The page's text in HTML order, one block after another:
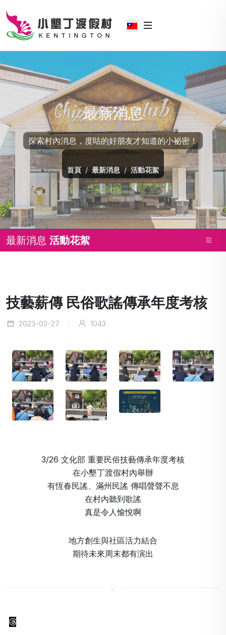
最新消息
探索村內消息，度咕的好朋友才知道的小祕密！
首頁 最新消息 活動花絮
最新消息 活動花絮
技藝薪傳 民俗歌謠傳承年度考核
2023-03-27 1043
3/26 文化部 重要民俗技藝傳承年度考核
在小墾丁渡假村內舉辦
有恆春民謠、滿州民謠 傳唱聲聲不息
在村內聽到歌謠
真是令人愉悅啊
地方創生與社區活力結合
期待未來周末都有演出